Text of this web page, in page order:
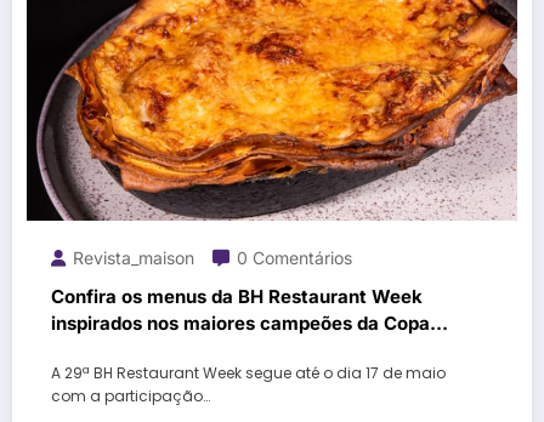
Revista_maison 0 Comentários
Confira os menus da BH Restaurant Week
inspirados nos maiores campeões da Copa
A 29ª BH Restaurant Week segue até o dia 17 de maio
com a participação…